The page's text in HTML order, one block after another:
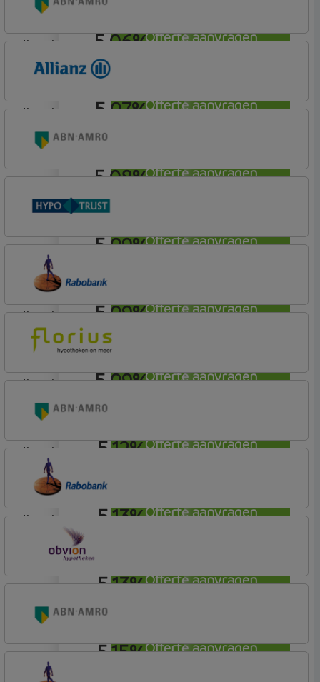
Offerte aanvragen
5,06%
Offerte aanvragen
lineair
5,07%
Offerte aanvragen
Woning (Incl. Korting)
lineair
5,08%
Offerte aanvragen
Allianz
lineair
5,09%
Offerte aanvragen
Woning
lineair
5,09%
Offerte aanvragen
Conneqt vh HypoTrust
Elan Plus
lineair
5,09%
Offerte aanvragen
Rabobank Spaarbank
Basisvoorwaarden
lineair
5,12%
Offerte aanvragen
Profijt twaalf
lineair
5,13%
Offerte aanvragen
ABN AMRO Bank
Budget
lineair
5,13%
Offerte aanvragen
Rabobank Spaarbank
Plusvoorwaarden (Incl. Korting)
lineair
5,15%
Woon Hypotheek
lineair
ABN AMRO Bank